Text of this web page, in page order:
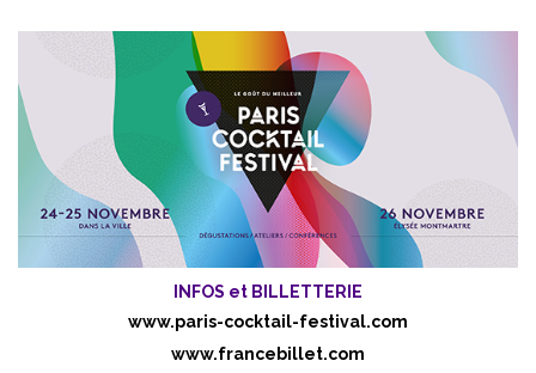
INFOS et BILLETTERIE
www.paris-cocktail-festival.com
www.francebillet.com